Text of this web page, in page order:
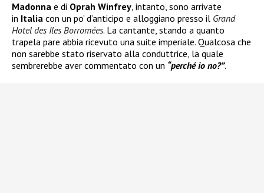
Madonna e di Oprah Winfrey, intanto, sono arrivate
in Italia con un po’ d’anticipo e alloggiano presso il Grand
Hotel des Iles Borromées. La cantante, stando a quanto
trapela pare abbia ricevuto una suite imperiale. Qualcosa che
non sarebbe stato riservato alla conduttrice, la quale
sembrerebbe aver commentato con un “perché io no?”.